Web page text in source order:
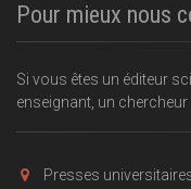
Pour mieux nous
Si vous êtes un éditeur
enseignant, un
Presses